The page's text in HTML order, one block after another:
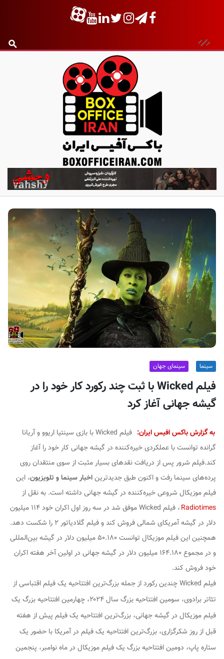
ب
ا
ک
س
آ
ا
ی
ر
ا
ن
سینما سینمای جهان
فیلم Wicked با ثبت چند رکورد کار خود را در
گیشه جهانی آغاز کرد
به گزارش باکس افیس ایران:
فیلم Wicked با بازی سینتیا اریوو و آریانا
گرانده توانست با عملکردی خیره‌کننده در گیشه جهانی کار خود را آغاز
کند.فیلم شرور پس از دریافت نقدهای بسیار مثبت از سوی منتقدان روی
پرده‌های سینما رفت و اکنون طبق جدیدتریناخبار سینما و تلویزیون، این
فیلم موزیکال شروعی خیره‌کننده در گیشه جهانی داشته است. به نقل از
Radiotimes
، فیلم Wicked موفق شد در سه روز اول اکران خود ۱۱۴ میلیون
دلار در گیشه آمریکای شمالی فروش کند و فیلم گلادیاتور ۲ را شکست دهد.
همچنین این فیلم موزیکال توانست ۵۰.۱۸۰ میلیون دلار در گیشه بین‌المللی
و در مجموع ۱۶۴.۱۸۰ میلیون دلار در گیشه جهانی در اولین آخر هفته اکران
خود فروش کند.
فیلم Wicked چندین رکورد از جمله بزرگ‌ترین افتتاحیه یک فیلم اقتباسی از
تئاتر برادوی، سومین افتتاحیه بزرگ سال ۲۰۲۴، چهارمین افتتاحیه بزرگ یک
فیلم موزیکال در گیشه جهانی، بزرگ‌ترین افتتاحیه یک فیلم پیش از هفته
قبل از روز شکرگزاری، بزرگ‌ترین افتتاحیه یک فیلم در آمریکا با حضور یک
ستاره پاپ، دومین افتتاحیه بزرگ یک فیلم موزیکال در ماه نوامبر، پنجمین